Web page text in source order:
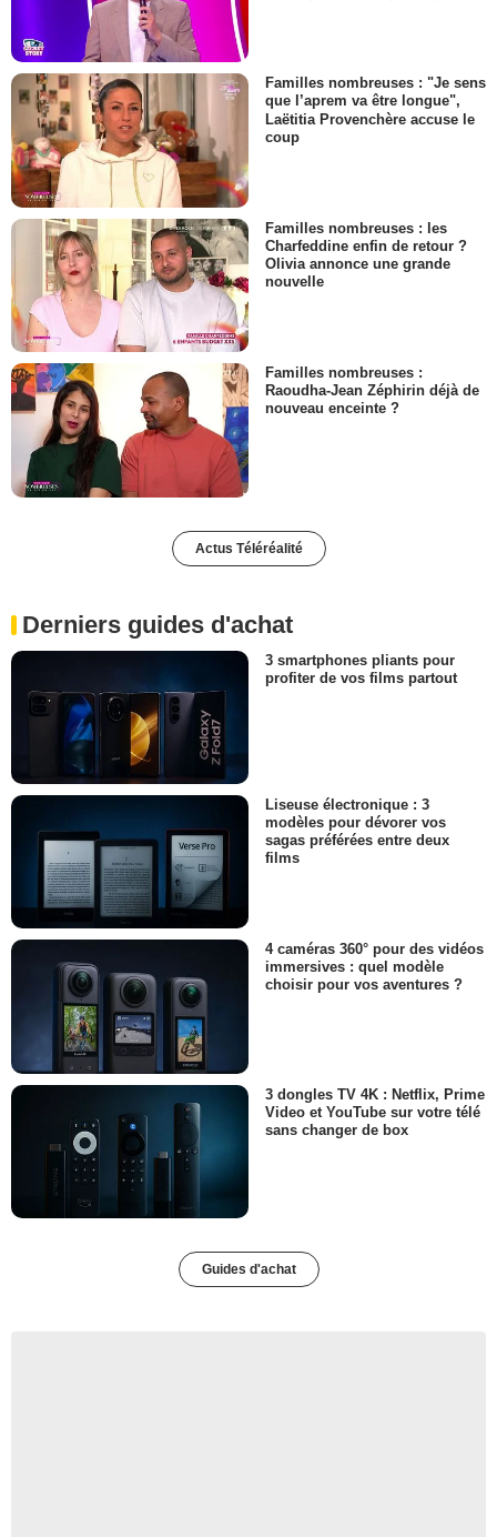
Familles nombreuses : "Je sens
que l’aprem va être longue",
Laëtitia Provenchère accuse le
coup
Familles nombreuses : les
Charfeddine enfin de retour ?
Olivia annonce une grande
nouvelle
Familles nombreuses :
Raoudha-Jean Zéphirin déjà de
nouveau enceinte ?
Actus Téléréalité
Derniers guides d'achat
3 smartphones pliants pour
profiter de vos films partout
Liseuse électronique : 3
modèles pour dévorer vos
sagas préférées entre deux
films
4 caméras 360° pour des vidéos
immersives : quel modèle
choisir pour vos aventures ?
3 dongles TV 4K : Netflix, Prime
Video et YouTube sur votre télé
sans changer de box
Guides d'achat